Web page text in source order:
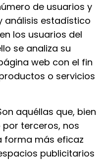
de usuarios y
análisis estadístico
los usuarios del
se analiza su
web con el fin
o servicios
aquéllas que, bien
terceros, nos
forma más eficaz
publicitarios